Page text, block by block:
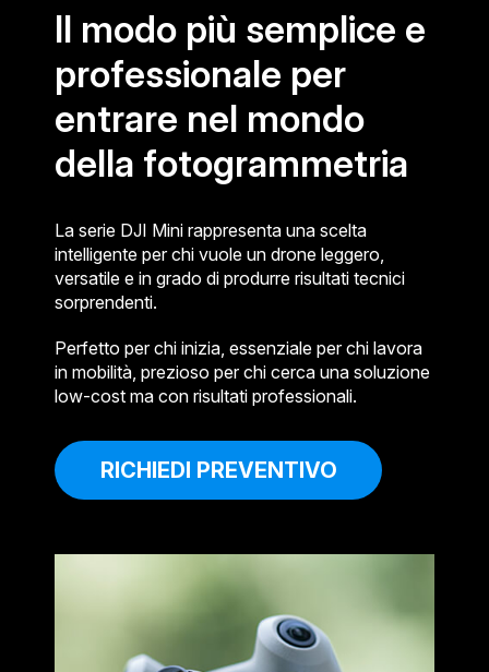
Il modo più semplice e
professionale per
entrare nel mondo
della fotogrammetria
La serie DJI Mini rappresenta una scelta
intelligente per chi vuole un drone leggero,
versatile e in grado di produrre risultati tecnici
sorprendenti.
Perfetto per chi inizia, essenziale per chi lavora
in mobilità, prezioso per chi cerca una soluzione
low-cost ma con risultati professionali.
RICHIEDI PREVENTIVO